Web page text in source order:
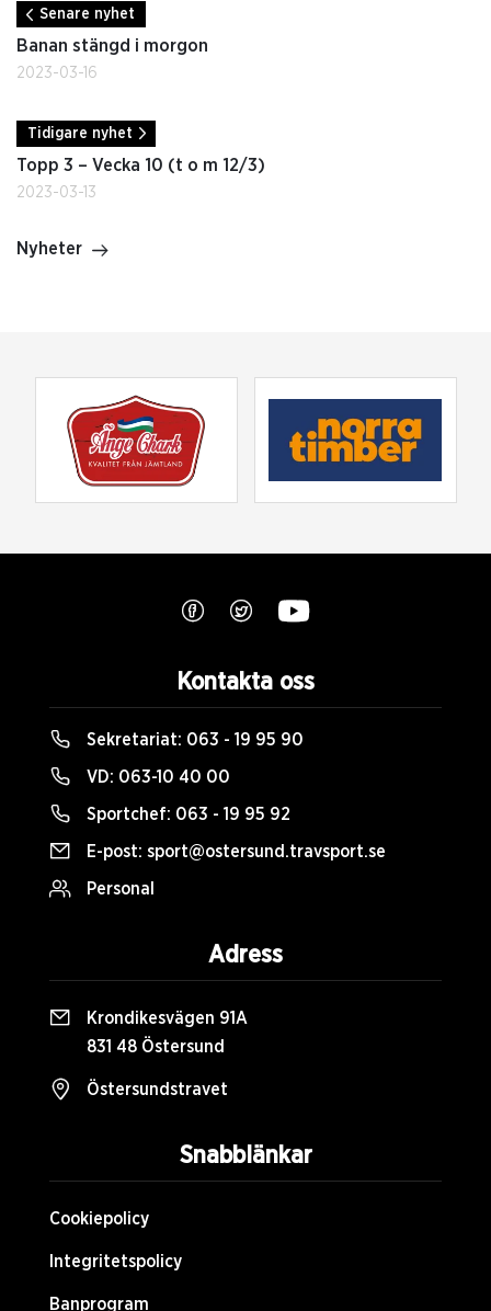
Senare nyhet
Banan stängd i morgon
2023-03-16
Tidigare nyhet
Topp 3 – Vecka 10 (t o m 12/3)
2023-03-13
Nyheter
Snabblänkar
Cookiepolicy
Integritetspolicy
Banprogram
Kontakta oss
Sekretariat: 063 - 19 95 90
VD: 063-10 40 00
Sportchef: 063 - 19 95 92
E-post: sport@ostersund.travsport.se
Personal
Adress
Krondikesvägen 91A
831 48 Östersund
Östersundstravet